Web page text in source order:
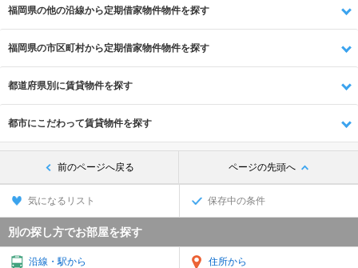
福岡県の他の沿線から定期借家物件物件を探す
福岡県の市区町村から定期借家物件物件を探す
都道府県別に賃貸物件を探す
都市にこだわって賃貸物件を探す
前のページへ戻る ページの先頭へ
気になるリスト 保存中の条件
別の探し方でお部屋を探す
沿線・駅から 住所から